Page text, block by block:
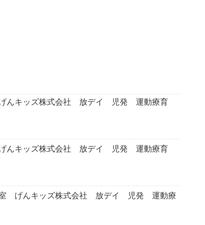
キッズ株式会社 放デイ 児発 運動療育
キッズ株式会社 放デイ 児発 運動療育
げんキッズ株式会社 放デイ 児発 運動療